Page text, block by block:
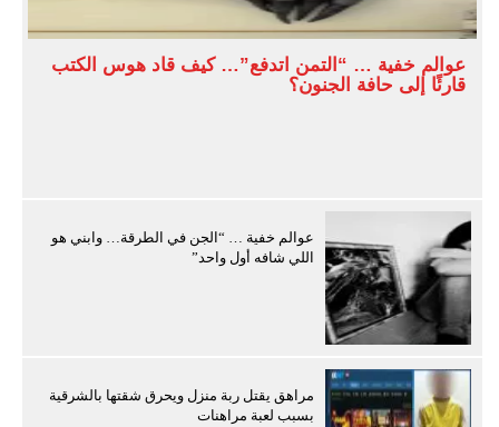
عوالم خفية … “التمن اتدفع”… كيف قاد هوس الكتب
قارئًا إلى حافة الجنون؟
عوالم خفية … “الجن في الطرقة… وابني هو
اللي شافه أول واحد”
مراهق يقتل ربة منزل ويحرق شقتها بالشرقية
بسبب لعبة مراهنات